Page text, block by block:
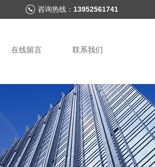
咨询热线： 13952561741
在线留言 联系我们